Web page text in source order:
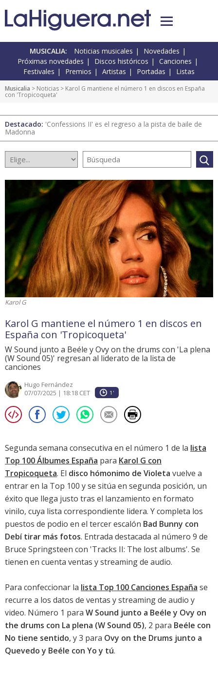
MUSICALIA: Noticias musicales
Novedades
Próximas novedades
Discos históricos
Canciones
Festivales
Premios Artistas Portadas Listas
Musicalia > Noticias > Karol G mantiene el número 1 en discos en España
con 'Tropicoqueta'
Destacado: 'Confessions II' es el regreso a la pista de baile de
Madonna
Karol G
Karol G mantiene el número 1 en discos en
España con 'Tropicoqueta'
W Sound junto a Beéle y Ovy on the drums con 'La plena
(W Sound 05)' regresan al liderato de la lista de
canciones
Hugo Fernández
07/07/2025 | 18:18 CET
1'
Segunda semana consecutiva en el número 1 de la lista
Top 100 Álbumes España para Karol G con
Tropicoqueta. El disco hómonimo de Violeta vuelve a
entrar en la Top 100 y se sitúa en segunda posición, un
éxito que llega justo tras el lanzamiento en formato
vinilo, cuya lista correspondiente lidera. Y completa los
puestos de podio en el tercer escalón Bad Bunny con
Debí tirar más fotos. Entrada destacada al número 9 de
Bruce Springsteen con 'Tracks II: The lost albums'. Se
tienen en cuenta ventas y streaming de audio.
Para confeccionar la lista Top 100 Canciones España se
recurre a los datos de ventas y streaming de audio y
video. Número 1 para W Sound junto a Beéle y Ovy on
the drums con La plena (W Sound 05), 2 para Beéle con
No tiene sentido, y 3 para Ovy on the Drums junto a
Quevedo y Beéle con Yo y tú.